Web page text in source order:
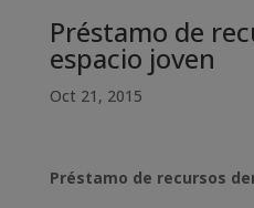
Préstamo de
espacio joven
Oct 21, 2015
Préstamo de recursos